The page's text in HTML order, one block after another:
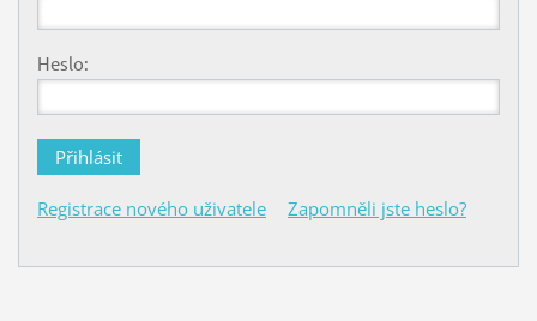
Heslo:
Registrace nového uživatele Zapomněli jste heslo?